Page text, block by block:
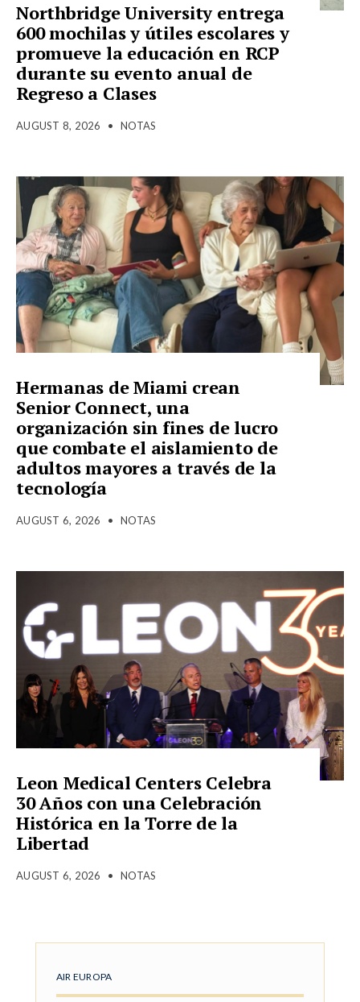
Northbridge University entrega
600 mochilas y útiles escolares y
promueve la educación en RCP
durante su evento anual de
Regreso a Clases
AUGUST 8, 2026 • NOTAS
Hermanas de Miami crean
Senior Connect, una
organización sin fines de lucro
que combate el aislamiento de
adultos mayores a través de la
tecnología
AUGUST 6, 2026 • NOTAS
Leon Medical Centers Celebra
30 Años con una Celebración
Histórica en la Torre de la
Libertad
AUGUST 6, 2026 • NOTAS
AIR EUROPA